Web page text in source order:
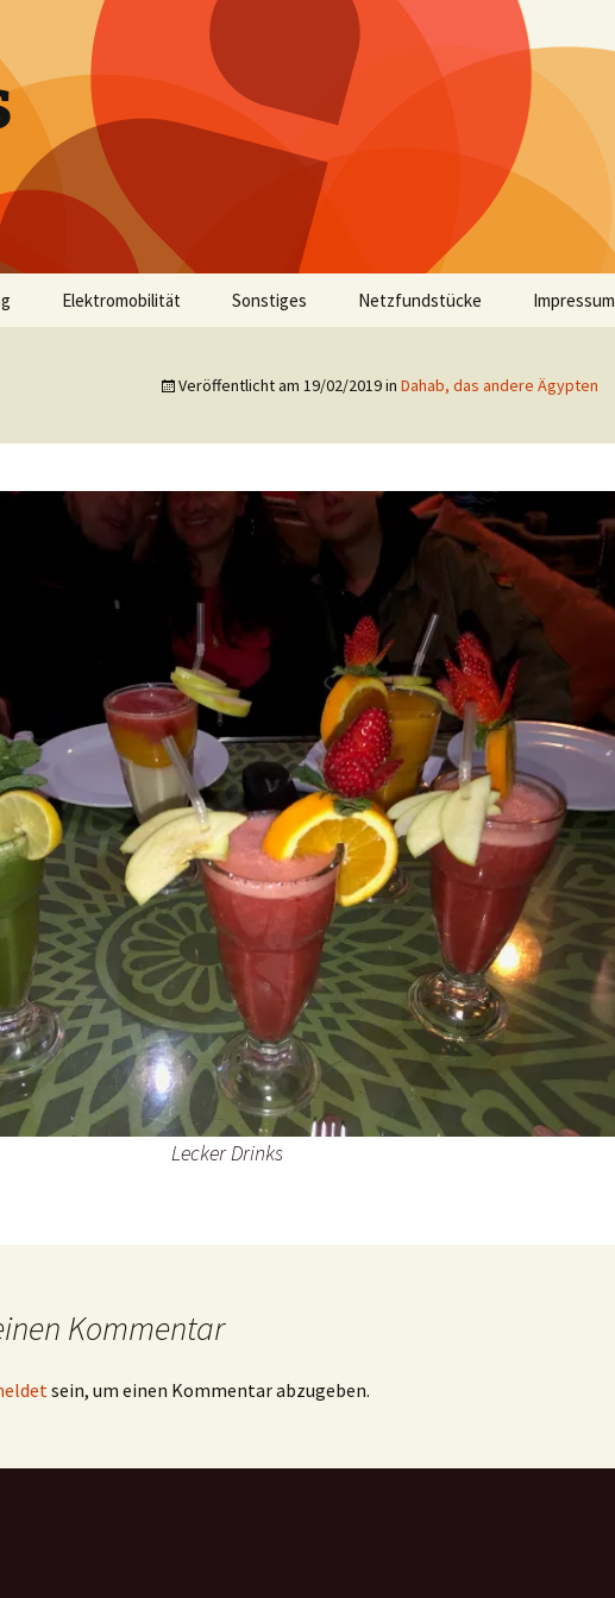
Elektromobilität Sonstiges Netzfundstücke Impressum
Veröffentlicht am 19/02/2019in Dahab, das andere Ägypten
Lecker Drinks
Kommentar
sein, um einen Kommentar abzugeben.